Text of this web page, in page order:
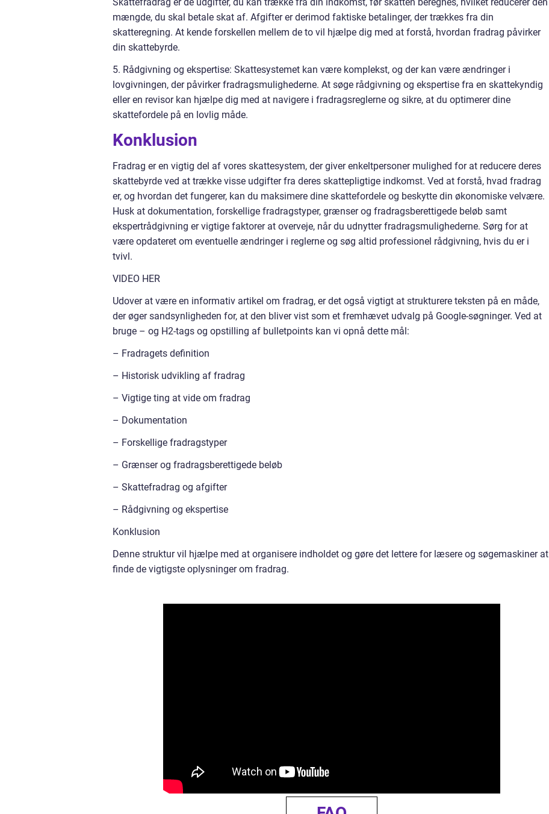
mængde, du skal betale skat af. Afgifter er derimod faktiske betalinger, der trækkes fra din
skatteregning. At kende forskellen mellem de to vil hjælpe dig med at forstå, hvordan fradrag påvirker
din skattebyrde.
5. Rådgivning og ekspertise: Skattesystemet kan være komplekst, og der kan være ændringer i
lovgivningen, der påvirker fradragsmulighederne. At søge rådgivning og ekspertise fra en skattekyndig
eller en revisor kan hjælpe dig med at navigere i fradragsreglerne og sikre, at du optimerer dine
skattefordele på en lovlig måde.
Konklusion
Fradrag er en vigtig del af vores skattesystem, der giver enkeltpersoner mulighed for at reducere deres
skattebyrde ved at trække visse udgifter fra deres skattepligtige indkomst. Ved at forstå, hvad fradrag
er, og hvordan det fungerer, kan du maksimere dine skattefordele og beskytte din økonomiske velvære.
Husk at dokumentation, forskellige fradragstyper, grænser og fradragsberettigede beløb samt
ekspertrådgivning er vigtige faktorer at overveje, når du udnytter fradragsmulighederne. Sørg for at
være opdateret om eventuelle ændringer i reglerne og søg altid professionel rådgivning, hvis du er i
tvivl.
VIDEO HER
Udover at være en informativ artikel om fradrag, er det også vigtigt at strukturere teksten på en måde,
der øger sandsynligheden for, at den bliver vist som et fremhævet udvalg på Google-søgninger. Ved at
bruge – og H2-tags og opstilling af bulletpoints kan vi opnå dette mål:
– Fradragets definition
– Historisk udvikling af fradrag
– Vigtige ting at vide om fradrag
– Dokumentation
– Forskellige fradragstyper
– Grænser og fradragsberettigede beløb
– Skattefradrag og afgifter
– Rådgivning og ekspertise
Konklusion
Denne struktur vil hjælpe med at organisere indholdet og gøre det lettere for læsere og søgemaskiner at
finde de vigtigste oplysninger om fradrag.